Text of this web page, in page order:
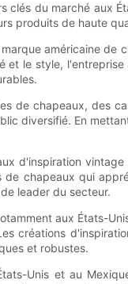
du marché aux
produits de haute
américaine
le style,
de chapeaux, des
diversifié. En
d'inspiration
chapeaux qui
leader du secteur.
aux États-
créations
et robustes.
Unis et au